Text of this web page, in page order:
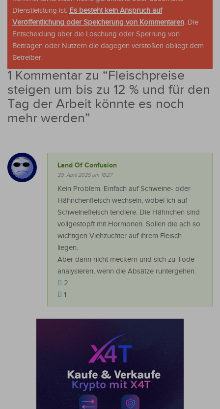
Dienstleistung ist. Es besteht kein Anspruch auf
Veröffentlichung oder Speicherung von Kommentaren. Die
Entscheidung über die Löschung oder Sperrung von
Beiträgen oder Nutzern die dagegen verstoßen obliegt dem
Betreiber.
1 Kommentar zu “Fleischpreise
steigen um bis zu 12 % und für den
Tag der Arbeit könnte es noch
mehr werden”
Land Of Confusion
29. April 2025 um 18:27
Kein Problem. Einfach auf Schweine- oder
Hähnchenfleisch wechseln, wobei ich auf
Schweinefleisch tendiere. Die Hähnchen sind
vollgestopft mit Hormonen. Sollen die ach so
wichtigen Viehzüchter auf ihrem Fleisch
liegen.
Aber dann nicht meckern und sich zu Tode
analysieren, wenn die Absätze runtergehen.
2
1